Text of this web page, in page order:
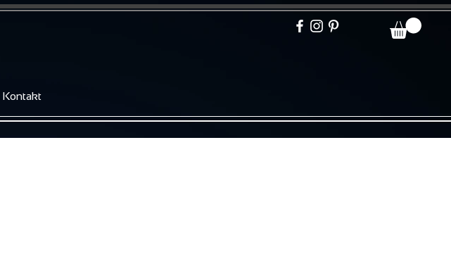
Kontakt